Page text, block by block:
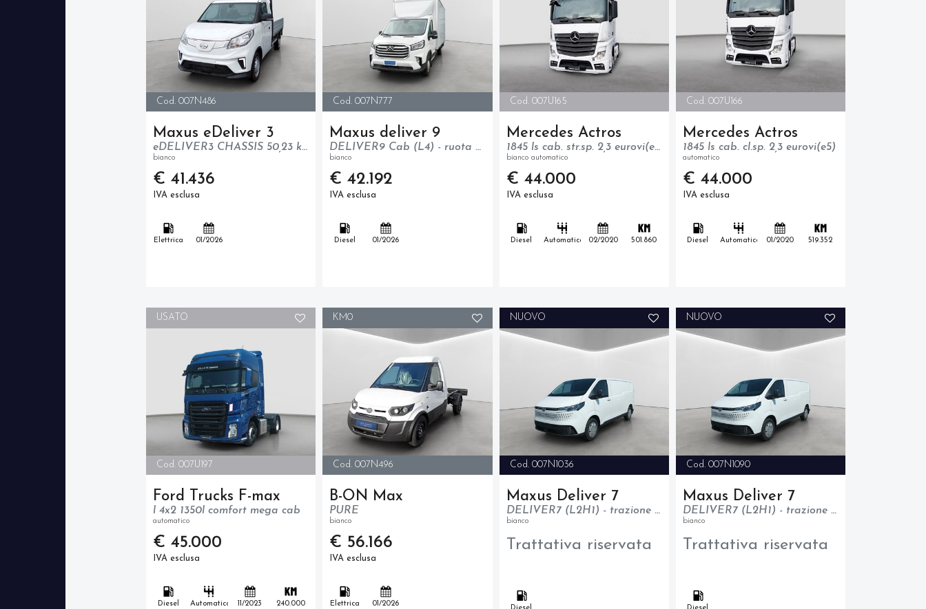
Cod. 007N486
Maxus eDeliver 3
eDELIVER3 CHASSIS 50,23 kWh
bianco
€ 41.436
IVA esclusa
Elettrica 01/2026
Cod. 007N777
Maxus deliver 9
DELIVER9 Cab (L4) - ruota singola - trazione posteriore - N1
bianco
€ 42.192
IVA esclusa
Diesel 01/2026
Cod. 007U165
Mercedes Actros
1845 ls cab. str.sp. 2,3 eurovi(e5)
bianco automatico
€ 44.000
IVA esclusa
Diesel Automatico 02/2020 501.860
Cod. 007U166
Mercedes Actros
1845 ls cab. cl.sp. 2,3 eurovi(e5)
automatico
€ 44.000
IVA esclusa
Diesel Automatico 01/2020 519.352
USATO
Cod. 007U197
Ford Trucks F-max
l 4x2 1350l comfort mega cab
automatico
€ 45.000
IVA esclusa
Diesel Automatico 11/2023 240.000
KM0
Cod. 007N496
B-ON Max
PURE
bianco
€ 56.166
IVA esclusa
Elettrica 01/2026
NUOVO
Cod. 007N1036
Maxus Deliver 7
DELIVER7 (L2H1) - trazione anteriore - N1
bianco
Trattativa riservata
NUOVO
Cod. 007N1090
Maxus Deliver 7
DELIVER7 (L2H1) - trazione anteriore - N1
bianco
Trattativa riservata